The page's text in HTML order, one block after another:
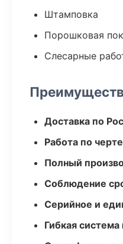
Штамповка
Порошковая
Слесарные
Доставка по
Работа по
Полный
Соблюдение
Серийное и
Гибкая